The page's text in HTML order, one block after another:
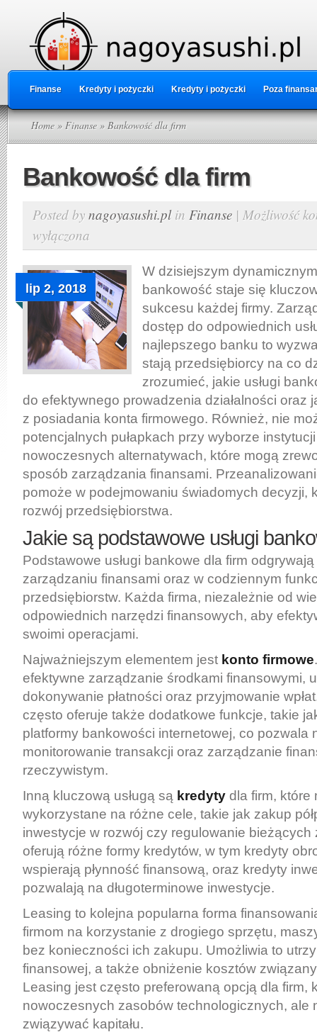
Finanse Kredyty i pożyczki Kredyty i pożyczki Poza
Home » Finanse » Bankowość dla firm
Bankowość dla firm
Posted by nagoyasushi.plin Finanse | Możliwość
wyłączona
lip 2, 2018
W dzisiejszym
bankowość staje się
sukcesu każdej firmy.
dostęp do odpowiednich
najlepszego banku to
stają przedsiębiorcy na co
zrozumieć, jakie usługi
do efektywnego prowadzenia działalności oraz
z posiadania konta firmowego. Również, nie
potencjalnych pułapkach przy wyborze
nowoczesnych alternatywach, które mogą
sposób zarządzania finansami.
pomoże w podejmowaniu świadomych decyzji,
rozwój przedsiębiorstwa.
Jakie są podstawowe usługi
Podstawowe usługi bankowe dla firm
zarządzaniu finansami oraz w codziennym
przedsiębiorstw. Każda firma, niezależnie od
odpowiednich narzędzi finansowych, aby
swoimi operacjami.
Najważniejszym elementem jest konto firmowe
efektywne zarządzanie środkami finansowymi,
dokonywanie płatności oraz przyjmowanie
często oferuje także dodatkowe funkcje, takie
platformy bankowości internetowej, co pozwala
monitorowanie transakcji oraz zarządzanie
rzeczywistym.
Inną kluczową usługą są kredyty dla firm, które
wykorzystane na różne cele, takie jak zakup
inwestycje w rozwój czy regulowanie bieżących
oferują różne formy kredytów, w tym kredyty
wspierają płynność finansową, oraz kredyty
pozwalają na długoterminowe inwestycje.
Leasing to kolejna popularna forma
firmom na korzystanie z drogiego sprzętu,
bez konieczności ich zakupu. Umożliwia to
finansowej, a także obniżenie kosztów
Leasing jest często preferowaną opcją dla firm,
nowoczesnych zasobów technologicznych, ale
związywać kapitału.